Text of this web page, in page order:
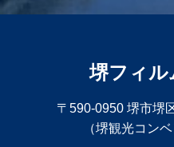
堺フィル
〒590-0950 堺市堺
（堺観光コン